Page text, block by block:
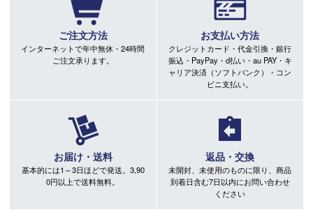
ご注文方法
インターネットで年中無休・24時間
ご注文承ります。
お支払い方法
クレジットカード・代金引換・銀行
振込・PayPay・d払い・au PAY・キ
ャリア決済（ソフトバンク）・コン
ビニ支払い。
お届け・送料
基本的には1～3日ほどで発送。3,90
0円以上で送料無料。
返品・交換
未開封、未使用のものに限り、商品
到着日含む7日以内にお問い合わせ
ください